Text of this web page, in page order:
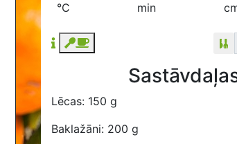
°C min
Lēcas: 150 g
Baklažāni: 200 g